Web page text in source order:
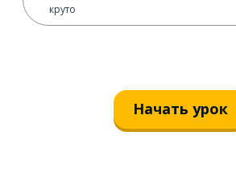
круто
Начать урок